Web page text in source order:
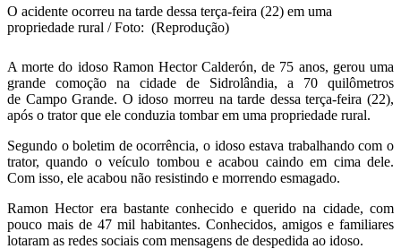
O acidente ocorreu na tarde dessa terça-feira (22) em uma
propriedade rural / Foto: (Reprodução)
A morte do idoso Ramon Hector Calderón, de 75 anos, gerou uma
grande comoção na cidade de Sidrolândia, a 70 quilômetros
de Campo Grande. O idoso morreu na tarde dessa terça-feira (22),
após o trator que ele conduzia tombar em uma propriedade rural.
Segundo o boletim de ocorrência, o idoso estava trabalhando com o
trator, quando o veículo tombou e acabou caindo em cima dele.
Com isso, ele acabou não resistindo e morrendo esmagado.
Ramon Hector era bastante conhecido e querido na cidade, com
pouco mais de 47 mil habitantes. Conhecidos, amigos e familiares
lotaram as redes sociais com mensagens de despedida ao idoso.